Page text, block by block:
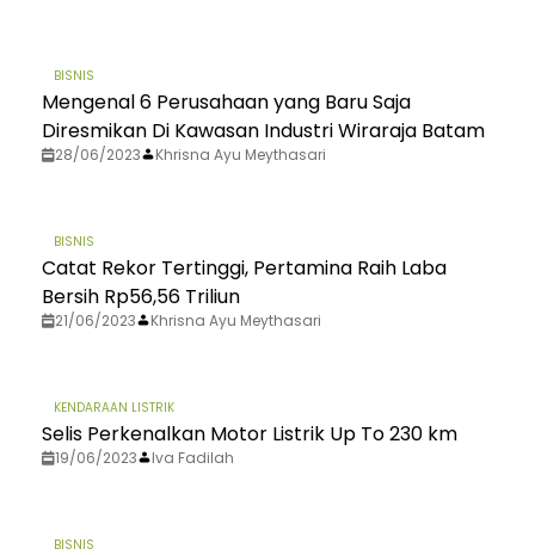
BISNIS
Mengenal 6 Perusahaan yang Baru Saja
Diresmikan Di Kawasan Industri Wiraraja Batam
28/06/2023 Khrisna Ayu Meythasari
BISNIS
Catat Rekor Tertinggi, Pertamina Raih Laba
Bersih Rp56,56 Triliun
21/06/2023 Khrisna Ayu Meythasari
KENDARAAN LISTRIK
Selis Perkenalkan Motor Listrik Up To 230 km
19/06/2023 Iva Fadilah
BISNIS